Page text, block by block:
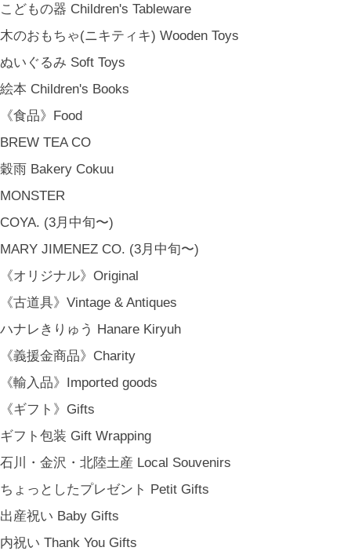
こどもの器 Children's Tableware
木のおもちゃ(ニキティキ) Wooden Toys
ぬいぐるみ Soft Toys
絵本 Children's Books
《食品》Food
BREW TEA CO
穀雨 Bakery Cokuu
MONSTER
COYA. (3月中旬〜)
MARY JIMENEZ CO. (3月中旬〜)
《オリジナル》Original
《古道具》Vintage & Antiques
ハナレきりゅう Hanare Kiryuh
《義援金商品》Charity
《輸入品》Imported goods
《ギフト》Gifts
ギフト包装 Gift Wrapping
石川・金沢・北陸土産 Local Souvenirs
ちょっとしたプレゼント Petit Gifts
出産祝い Baby Gifts
内祝い Thank You Gifts